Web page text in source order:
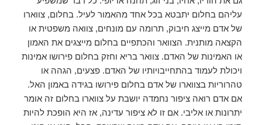
עליהם בחלום יתבטא בכל אחד מהאמור לעיל. בחלום, צווארו
של אדם מייצג חיבוק, תרומה עם מונחים, צוואה משפטית או
הקצאה מותנית. הצוואר והכתפיים בחלום מייצגים את האמון
או האמינות של האדם. צוואר בריא וחזק בחלום פירושו אמינות
ויכולת לעמוד בהתחייבויותיו של האדם. פצעים, הגהה או
טהרוריות בצווארו של אדם בחלום פירושו בגידה באמון האל.
אם אדם רואה ציפור נחמדה יושבת על צווארו בחלום זה אומר
יתרונות או אליבי. אם זו לא ציפור עדינה, אז היא הופכת להיות